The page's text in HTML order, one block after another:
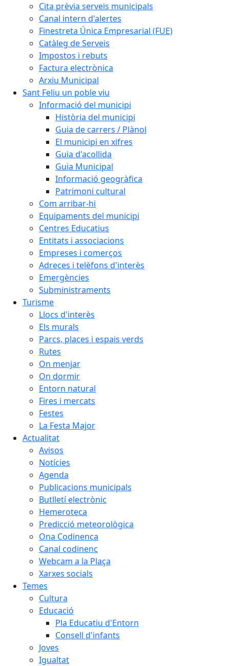
Cita prèvia serveis municipals
Canal intern d'alertes
Finestreta Única Empresarial (FUE)
Catàleg de Serveis
Impostos i rebuts
Factura electrònica
Arxiu Municipal
Sant Feliu un poble viu
Informació del municipi
Història del municipi
Guia de carrers / Plànol
El municipi en xifres
Guia d'acollida
Guia Municipal
Informació geogràfica
Patrimoni cultural
Com arribar-hi
Equipaments del municipi
Centres Educatius
Entitats i associacions
Empreses i comerços
Adreces i telèfons d'interès
Emergències
Subministraments
Turisme
Llocs d'interès
Els murals
Parcs, places i espais verds
Rutes
On menjar
On dormir
Entorn natural
Fires i mercats
Festes
La Festa Major
Actualitat
Avisos
Notícies
Agenda
Publicacions municipals
Butlletí electrònic
Hemeroteca
Predicció meteorològica
Ona Codinenca
Canal codinenc
Webcam a la Plaça
Xarxes socials
Temes
Cultura
Educació
Pla Educatiu d'Entorn
Consell d'infants
Joves
Igualtat